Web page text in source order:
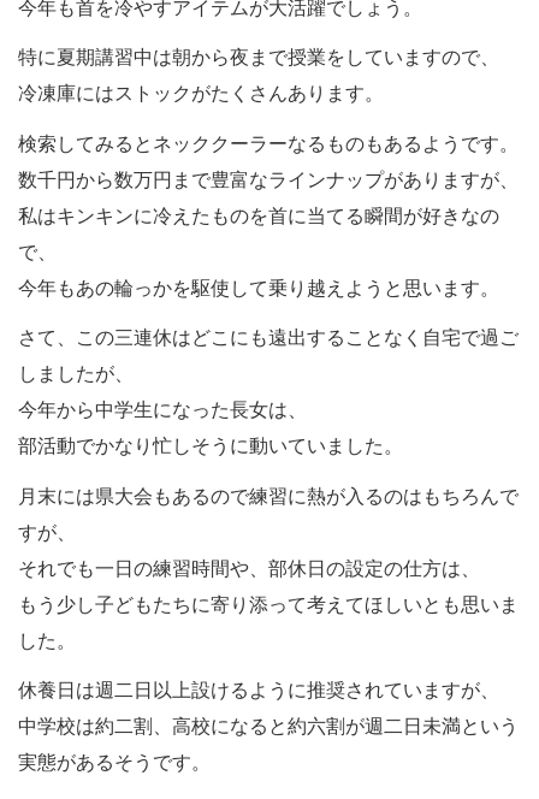
今年も首を冷やすアイテムが大活躍でしょう。
特に夏期講習中は朝から夜まで授業をしていますので、
冷凍庫にはストックがたくさんあります。
検索してみるとネッククーラーなるものもあるようです。
数千円から数万円まで豊富なラインナップがありますが、
私はキンキンに冷えたものを首に当てる瞬間が好きなの
で、
今年もあの輪っかを駆使して乗り越えようと思います。
さて、この三連休はどこにも遠出することなく自宅で過ご
しましたが、
今年から中学生になった長女は、
部活動でかなり忙しそうに動いていました。
月末には県大会もあるので練習に熱が入るのはもちろんで
すが、
それでも一日の練習時間や、部休日の設定の仕方は、
もう少し子どもたちに寄り添って考えてほしいとも思いま
した。
休養日は週二日以上設けるように推奨されていますが、
中学校は約二割、高校になると約六割が週二日未満という
実態があるそうです。